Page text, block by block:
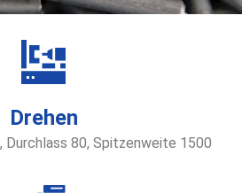
Drehen
80, Spitzenweite 1500